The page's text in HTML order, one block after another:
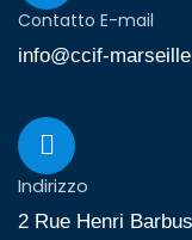
Contatto E-mail
info@ccif-
Indirizzo
2 Rue Henri